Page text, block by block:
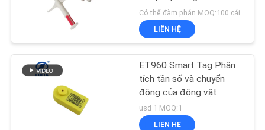
nhu cầu nhận dạng
Có thể đàm phán MOQ:100 cái
LIÊN HỆ
ET960 Smart Tag Phân
tích tần số và chuyển
động của động vật
usd 1 MOQ:1
LIÊN HỆ